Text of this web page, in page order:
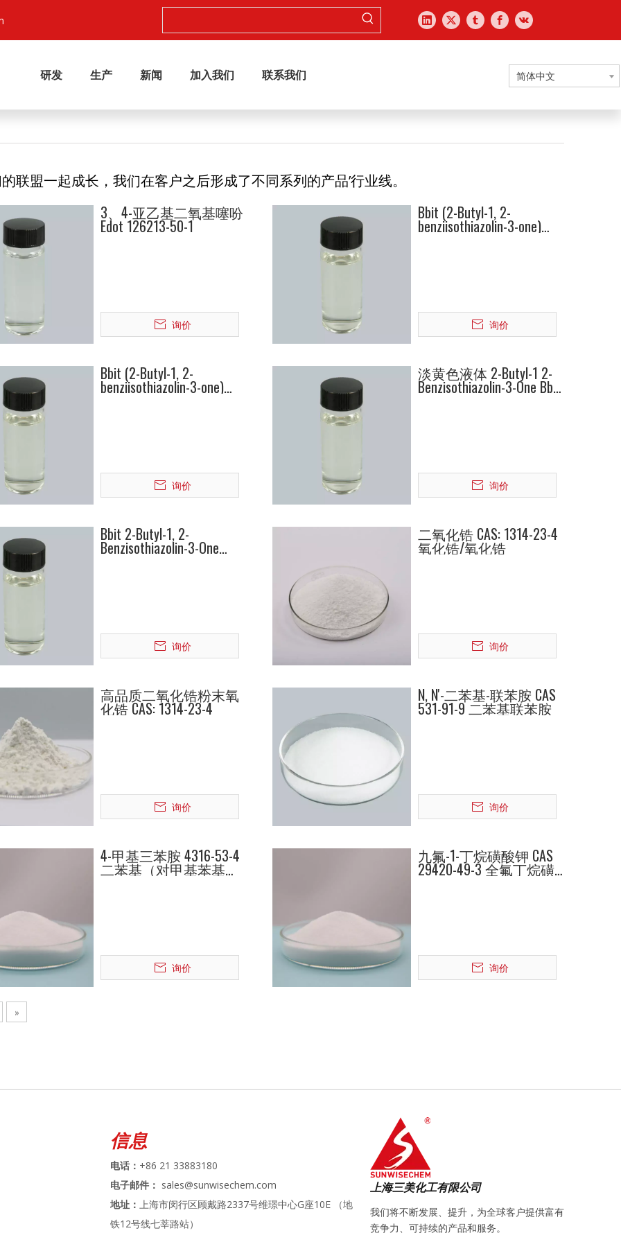
研发 生产 新闻 加入我们 联系我们 简体中文
联盟一起成长，我们在客户之后形成了不同系列的产品’行业线。
3、4-亚乙基二氧基噻吩
Edot 126213-50-1
询价
Bbit (2-Butyl-1, 2-
benziisothiazolin-3-one)
询价
Bbit (2-Butyl-1, 2-
benziisothiazolin-3-one)
询价
淡黄色液体 2-Butyl-1 2-
Benzisothiazolin-3-One Bbit
询价
Bbit 2-Butyl-1, 2-
Benzisothiazolin-3-One
询价
二氧化锆 CAS: 1314-23-4
氧化锆/氧化锆
询价
高品质二氧化锆粉末氧
化锆 CAS: 1314-23-4
询价
N, N'-二苯基-联苯胺 CAS
531-91-9 二苯基联苯胺
询价
4-甲基三苯胺 4316-53-4
二苯基（对甲基苯基）
胺
询价
九氟-1-丁烷磺酸钾 CAS
29420-49-3 全氟丁烷磺
询价
»
信息
电话： +86 21 33883180
电子邮件： sales@sunwisechem.com
地址： 上海市闵行区顾戴路2337号维璟中心G座10E （地
铁12号线七莘路站）
上海三美化工有限公司
我们将不断发展、提升，为全球客户提供富有
竞争力、可持续的产品和服务。